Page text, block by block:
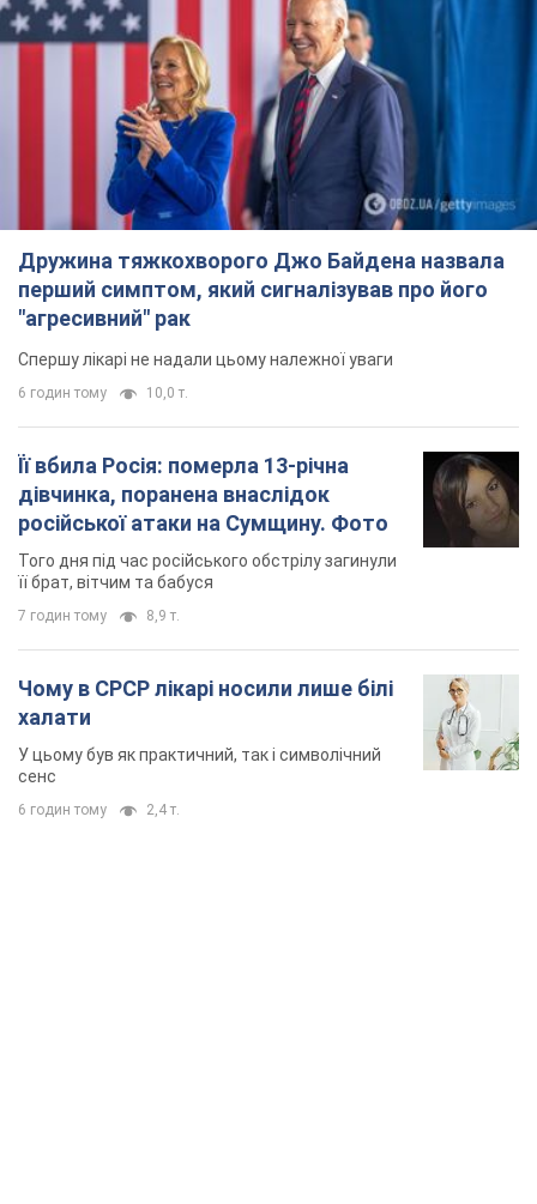
Дружина тяжкохворого Джо Байдена назвала
перший симптом, який сигналізував про його
"агресивний" рак
Спершу лікарі не надали цьому належної уваги
6 годин тому 10,0 т.
Її вбила Росія: померла 13-річна
дівчинка, поранена внаслідок
російської атаки на Сумщину. Фото
Того дня під час російського обстрілу загинули
її брат, вітчим та бабуся
7 годин тому 8,9 т.
Чому в СРСР лікарі носили лише білі
халати
У цьому був як практичний, так і символічний
сенс
6 годин тому 2,4 т.